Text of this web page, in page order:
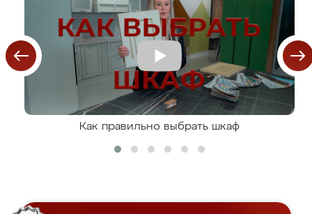
Как правильно выбрать шкаф